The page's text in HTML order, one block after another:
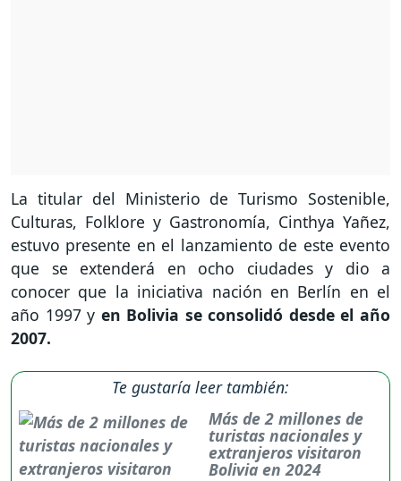
La titular del Ministerio de Turismo Sostenible,
Culturas, Folklore y Gastronomía, Cinthya Yañez,
estuvo presente en el lanzamiento de este evento
que se extenderá en ocho ciudades y dio a
conocer que la iniciativa nación en Berlín en el
año 1997 y en Bolivia se consolidó desde el año
2007.
Te gustaría leer también:
Más de 2 millones de
turistas nacionales y
extranjeros visitaron
Bolivia en 2024